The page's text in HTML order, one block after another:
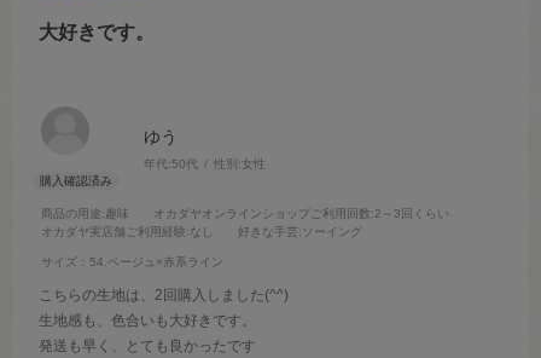
ゆう
年代:50代 性別:女性
商品の用途:趣味 オカダヤオンラインショップご利用回数:2～3回くらい
オカダヤ実店舗ご利用経験:なし 好きな手芸:ソーイング
サイズ：54.ベージュ×赤系ライン
大好きです。
こちらの生地は、2回購入しました(^^)
生地感も、色合いも大好きです。
発送も早く、とても良かったです